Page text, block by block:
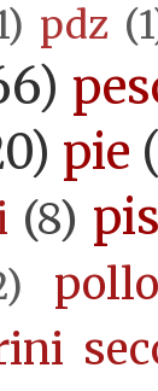
pdz
pie
(8)
pollo